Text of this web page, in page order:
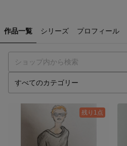
作品一覧 シリーズ プロフィール
残り1点